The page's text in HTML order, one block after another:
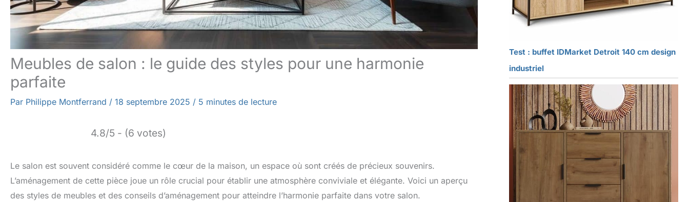
Meubles de salon : le guide des styles pour une harmonie
parfaite
Par Philippe Montferrand / 18 septembre 2025 / 5 minutes de lecture
4.8/5 - (6 votes)
Le salon est souvent considéré comme le cœur de la maison, un espace où sont créés de précieux souvenirs.
L’aménagement de cette pièce joue un rôle crucial pour établir une atmosphère conviviale et élégante. Voici un aperçu
des styles de meubles et des conseils d’aménagement pour atteindre l’harmonie parfaite dans votre salon.
Test : buffet IDMarket Detroit 140 cm design
industriel